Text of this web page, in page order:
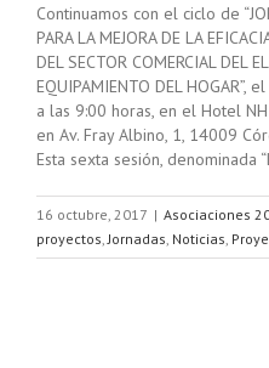
Continuamos con el ciclo de
PARA LA MEJORA DE LA
DEL SECTOR COMERCIAL DEL
EQUIPAMIENTO DEL
a las 9:00 horas, en el Hotel
en Av. Fray Albino, 1, 14009
Esta sexta sesión, denominada
16 octubre, 2017 | Asociaciones
proyectos Jornadas Noticias